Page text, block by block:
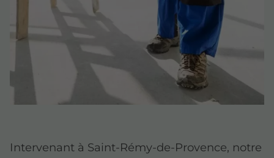
Intervenant à Saint-Rémy-de-Provence, notre